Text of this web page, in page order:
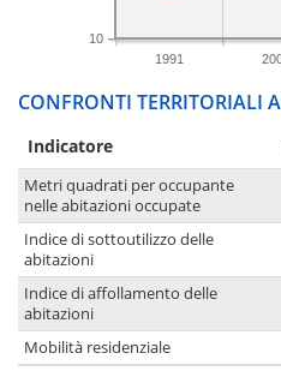
1991
10
CONFRONTI TERRITORIALI
Indicatore
Metri quadrati per occupante
nelle abitazioni occupate
Indice di sottoutilizzo delle
abitazioni
Indice di affollamento delle
abitazioni
Mobilità residenziale